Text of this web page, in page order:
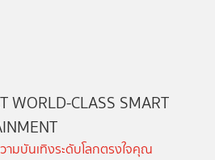
WORLD-CLASS SMART
มบันเทิงระดับโลกตรงใจคุณ